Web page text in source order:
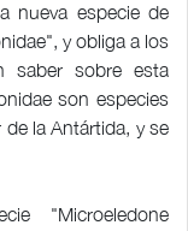
nueva especie de
y obliga a los
saber sobre esta
son especies
la Antártida, y se
"Microeledone